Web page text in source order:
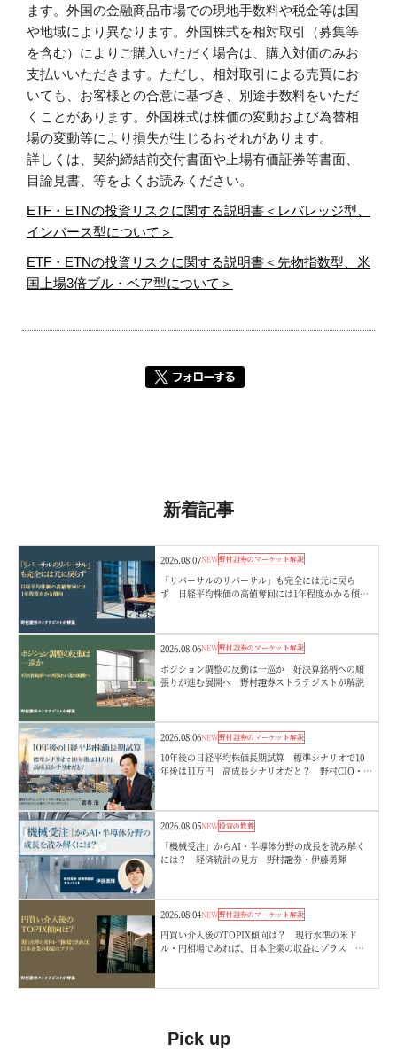
ます。外国の金融商品市場での現地手数料や税金等は国
や地域により異なります。外国株式を相対取引（募集等
を含む）によりご購入いただく場合は、購入対価のみお
支払いいただきます。ただし、相対取引による売買にお
いても、お客様との合意に基づき、別途手数料をいただ
くことがあります。外国株式は株価の変動および為替相
場の変動等により損失が生じるおそれがあります。
詳しくは、契約締結前交付書面や上場有価証券等書面、
目論見書、等をよくお読みください。
ETF・ETNの投資リスクに関する説明書＜レバレッジ型、
インバース型について＞
ETF・ETNの投資リスクに関する説明書＜先物指数型、米
国上場3倍ブル・ベア型について＞
新着記事
2026.08.07NEW野村證券のマーケット解説
「リバーサルのリバーサル」も完全には元に戻ら
ず 日経平均株価の高値奪回には1年程度かかる傾
2026.08.06NEW野村證券のマーケット解説
ポジション調整の反動は一巡か 好決算銘柄への順
張りが進む展開へ 野村證券ストラテジストが解説
2026.08.06NEW野村證券のマーケット解説
10年後の日経平均株価長期試算 標準シナリオで10
年後は11万円 高成長シナリオだと？ 野村CIO・宮
2026.08.05NEW投資の教養
「機械受注」からAI・半導体分野の成長を読み解く
には？ 経済統計の見方 野村證券・伊藤勇輝
2026.08.04NEW野村證券のマーケット解説
円買い介入後のTOPIX傾向は？ 現行水準の米ド
ル・円相場であれば、日本企業の収益にプラス 野
Pick up